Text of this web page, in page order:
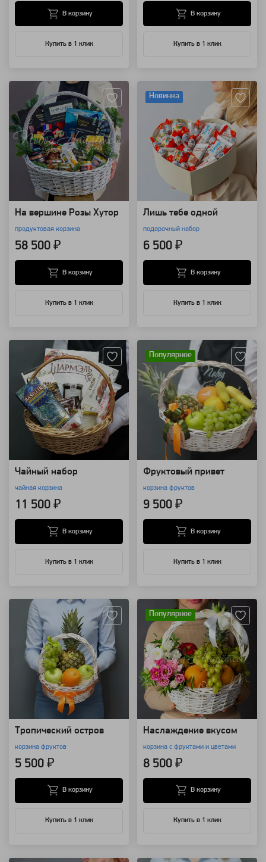
Купить в 1 клик
В корзину
Купить в 1 клик
В корзину
На вершине Розы Хутор
продуктовая корзина
58 500 ₽
Купить в 1 клик
В корзину
Новинка
Лишь тебе одной
подарочный набор
6 500 ₽
Купить в 1 клик
В корзину
Чайный набор
чайная корзина
11 500 ₽
Купить в 1 клик
В корзину
Популярное
Фруктовый привет
корзина фруктов
9 500 ₽
Купить в 1 клик
В корзину
Тропический остров
корзина фруктов
5 500 ₽
Купить в 1 клик
В корзину
Популярное
Наслаждение вкусом
корзина с фруктами и цветами
8 500 ₽
Купить в 1 клик
В корзину